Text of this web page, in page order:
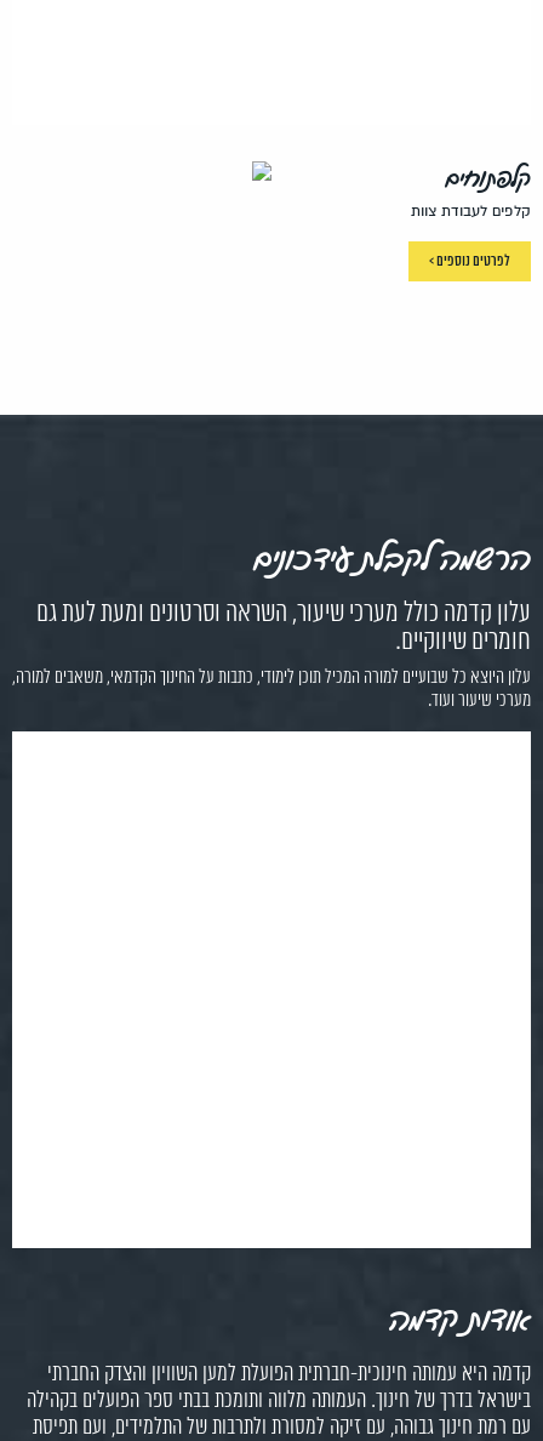
קלפתוחים
קלפים לעבודת צוות
לפרטים נוספים >
הרשמה לקבלת עידכונים
עלון קדמה כולל מערכי שיעור, השראה וסרטונים ומעת לעת גם
חומרים שיווקיים.
עלון היוצא כל שבועיים למורה המכיל תוכן לימודי, כתבות על החינוך הקדמאי, משאבים למורה,
מערכי שיעור ועוד.
אודות קדמה
קדמה היא עמותה חינוכית-חברתית הפועלת למען השוויון והצדק החברתי
בישראל בדרך של חינוך. העמותה מלווה ותומכת בבתי ספר הפועלים בקהילה
עם רמת חינוך גבוהה, עם זיקה למסורת ולתרבות של התלמידים, ועם תפיסת